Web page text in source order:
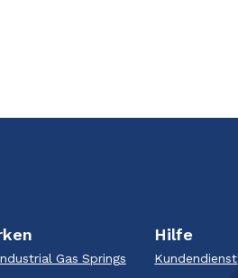
Gas Springs
Hilfe
Kundendienst